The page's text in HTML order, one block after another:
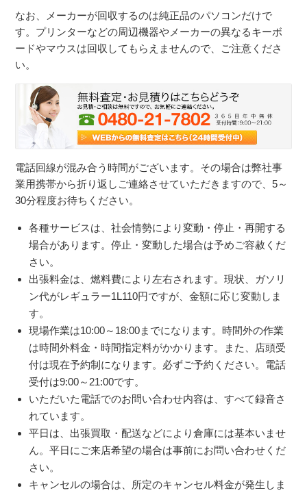
なお、メーカーが回収するのは純正品のパソコンだけで
す。プリンターなどの周辺機器やメーカーの異なるキーボ
ードやマウスは回収してもらえませんので、ご注意くださ
い。
電話回線が混み合う時間がございます。その場合は弊社事
業用携帯から折り返しご連絡させていただきますので、5～
30分程度お待ちください。
各種サービスは、社会情勢により変動・停止・再開する
場合があります。停止・変動した場合は予めご容赦くだ
さい。
出張料金は、燃料費により左右されます。現状、ガソリ
ン代がレギュラー1L110円ですが、金額に応じ変動しま
す。
現場作業は10:00～18:00までになります。時間外の作業
は時間外料金・時間指定料がかかります。また、店頭受
付は現在予約制になります。必ずご予約ください。電話
受付は9:00～21:00です。
いただいた電話でのお問い合わせ内容は、すべて録音さ
れています。
平日は、出張買取・配送などにより倉庫には基本いませ
ん。平日にご来店希望の場合は事前にお問い合わせくだ
さい。
キャンセルの場合は、所定のキャンセル料金が発生しま